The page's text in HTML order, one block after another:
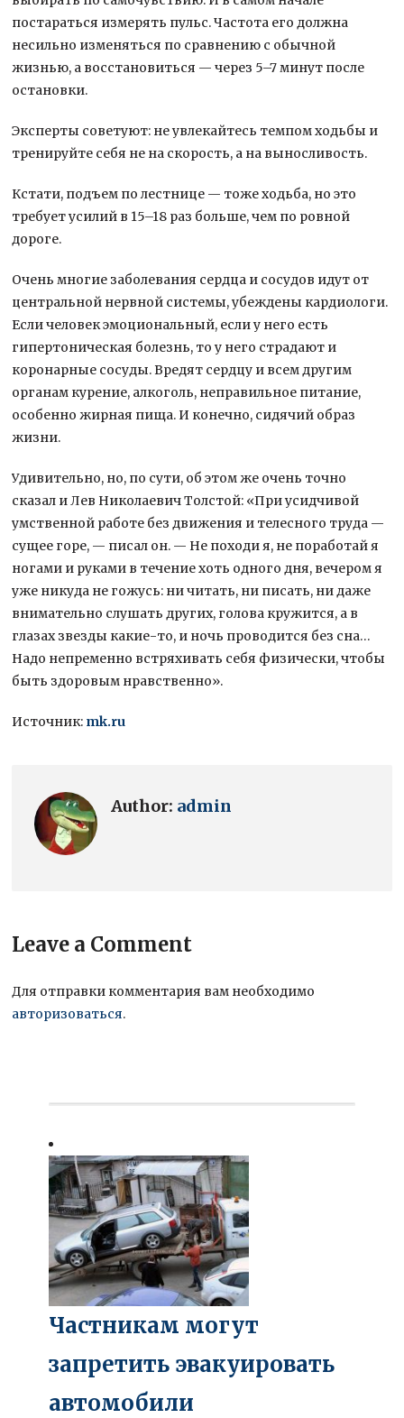
постараться измерять пульс. Частота его должна
несильно изменяться по сравнению с обычной
жизнью, а восстановиться — через 5–7 минут после
остановки.
Эксперты советуют: не увлекайтесь темпом ходьбы и
тренируйте себя не на скорость, а на выносливость.
Кстати, подъем по лестнице — тоже ходьба, но это
требует усилий в 15–18 раз больше, чем по ровной
дороге.
Очень многие заболевания сердца и сосудов идут от
центральной нервной системы, убеждены кардиологи.
Если человек эмоциональный, если у него есть
гипертоническая болезнь, то у него страдают и
коронарные сосуды. Вредят сердцу и всем другим
органам курение, алкоголь, неправильное питание,
особенно жирная пища. И конечно, сидячий образ
жизни.
Удивительно, но, по сути, об этом же очень точно
сказал и Лев Николаевич Толстой: «При усидчивой
умственной работе без движения и телесного труда —
сущее горе, — писал он. — Не походи я, не поработай я
ногами и руками в течение хоть одного дня, вечером я
уже никуда не гожусь: ни читать, ни писать, ни даже
внимательно слушать других, голова кружится, а в
глазах звезды какие-то, и ночь проводится без сна…
Надо непременно встряхивать себя физически, чтобы
быть здоровым нравственно».
Источник: mk.ru
Author: admin
Leave a Comment
Для отправки комментария вам необходимо
авторизоваться.
Частникам могут
запретить эвакуировать
автомобили